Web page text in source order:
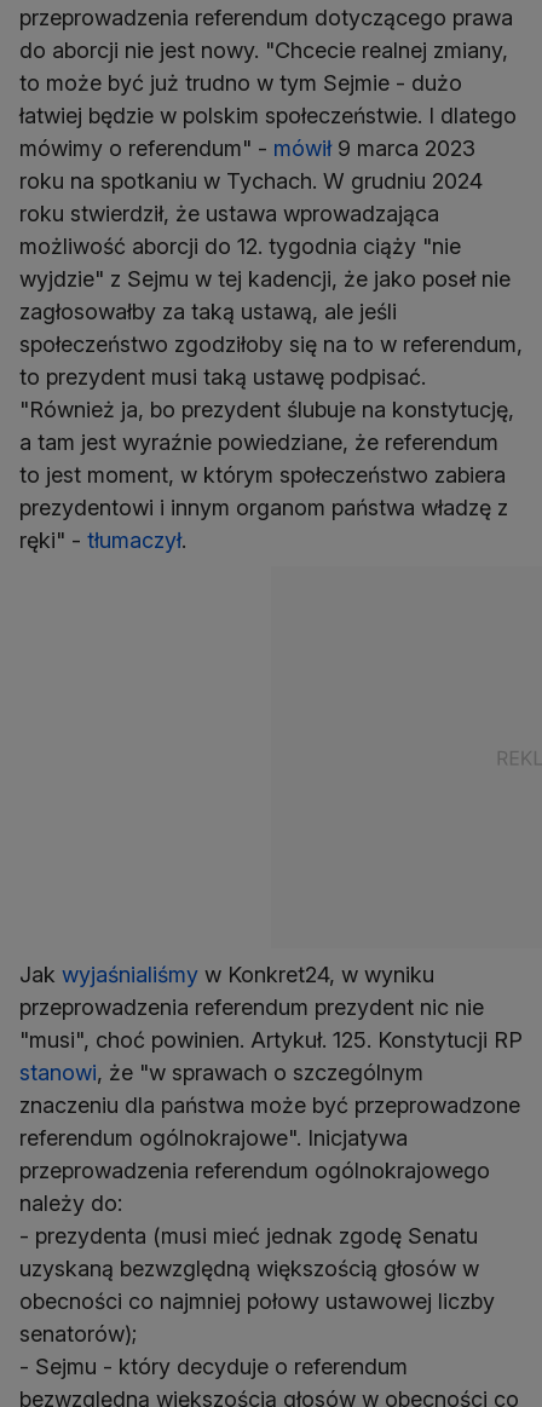
przeprowadzenia referendum dotyczącego prawa
do aborcji nie jest nowy. "Chcecie realnej zmiany,
to może być już trudno w tym Sejmie - dużo
łatwiej będzie w polskim społeczeństwie. I dlatego
mówimy o referendum" - mówił9 marca 2023
roku na spotkaniu w Tychach. W grudniu 2024
roku stwierdził, że ustawa wprowadzająca
możliwość aborcji do 12. tygodnia ciąży "nie
wyjdzie" z Sejmu w tej kadencji, że jako poseł nie
zagłosowałby za taką ustawą, ale jeśli
społeczeństwo zgodziłoby się na to w referendum,
to prezydent musi taką ustawę podpisać.
"Również ja, bo prezydent ślubuje na konstytucję,
a tam jest wyraźnie powiedziane, że referendum
to jest moment, w którym społeczeństwo zabiera
prezydentowi i innym organom państwa władzę z
ręki" - tłumaczył.
Jak wyjaśnialiśmy w Konkret24, w wyniku
przeprowadzenia referendum prezydent nic nie
"musi", choć powinien. Artykuł. 125. Konstytucji RP
stanowi, że "w sprawach o szczególnym
znaczeniu dla państwa może być przeprowadzone
referendum ogólnokrajowe". Inicjatywa
przeprowadzenia referendum ogólnokrajowego
należy do:
- prezydenta (musi mieć jednak zgodę Senatu
uzyskaną bezwzględną większością głosów w
obecności co najmniej połowy ustawowej liczby
senatorów);
- Sejmu - który decyduje o referendum
bezwzględną większością głosów w obecności co